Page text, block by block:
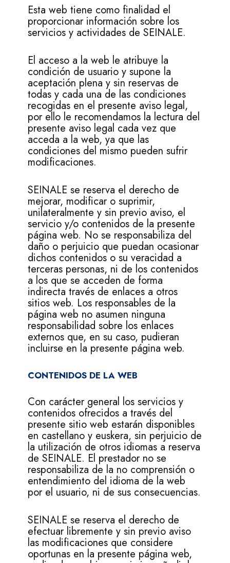
Esta web tiene como finalidad el
proporcionar información sobre los
servicios y actividades de SEINALE.
El acceso a la web le atribuye la
condición de usuario y supone la
aceptación plena y sin reservas de
todas y cada una de las condiciones
recogidas en el presente aviso legal,
por ello le recomendamos la lectura del
presente aviso legal cada vez que
acceda a la web, ya que las
condiciones del mismo pueden sufrir
modificaciones.
SEINALE se reserva el derecho de
mejorar, modificar o suprimir,
unilateralmente y sin previo aviso, el
servicio y/o contenidos de la presente
página web. No se responsabiliza del
daño o perjuicio que puedan ocasionar
dichos contenidos o su veracidad a
terceras personas, ni de los contenidos
a los que se acceden de forma
indirecta través de enlaces a otros
sitios web. Los responsables de la
página web no asumen ninguna
responsabilidad sobre los enlaces
externos que, en su caso, pudieran
incluirse en la presente página web.
CONTENIDOS DE LA WEB
Con carácter general los servicios y
contenidos ofrecidos a través del
presente sitio web estarán disponibles
en castellano y euskera, sin perjuicio de
la utilización de otros idiomas a reserva
de SEINALE. El prestador no se
responsabiliza de la no comprensión o
entendimiento del idioma de la web
por el usuario, ni de sus consecuencias.
SEINALE se reserva el derecho de
efectuar libremente y sin previo aviso
las modificaciones que considere
oportunas en la presente página web,